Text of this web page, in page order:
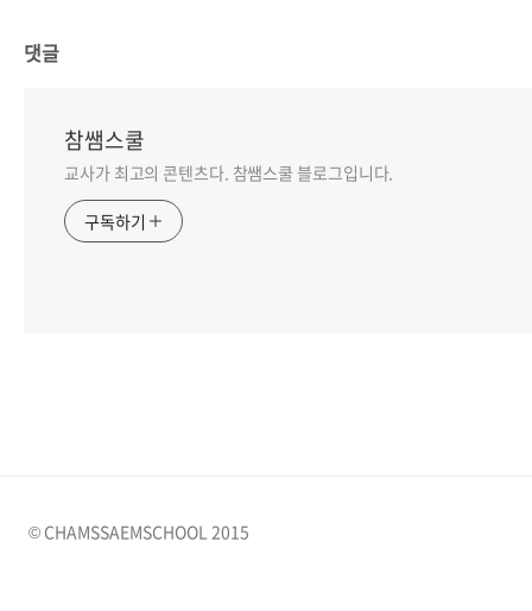
댓글
참쌤스쿨
교사가 최고의 콘텐츠다. 참쌤스쿨 블로그입니다.
구독하기
© CHAMSSAEMSCHOOL 2015